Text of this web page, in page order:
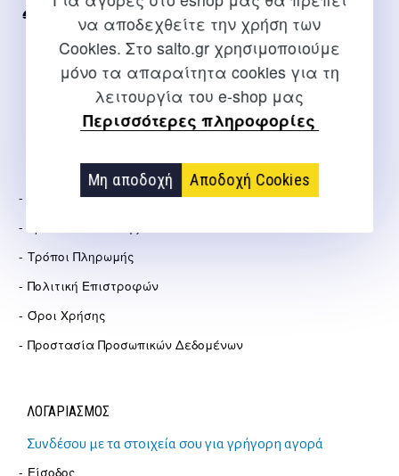
να αποδεχθείτε την χρήση των
Cookies. Στο salto.gr χρησιμοποιούμε
μόνο τα απαραίτητα cookies για τη
λειτουργία του e-shop μας
Περισσότερες πληροφορίες
Μη αποδοχή Αποδοχή Cookies
2310 267108
info@salto.gr
Αγγελάκη 21, Θεσσαλονίκη
Σχετικά Με Εμάς
Τρόποι Πληρωμής
Πολιτική Επιστροφών
Όροι Χρήσης
Προστασία Προσωπικών Δεδομένων
ΛΟΓΑΡΙΑΣΜΟΣ
Συνδέσου με τα στοιχεία σου για γρήγορη αγορά
Είσοδος